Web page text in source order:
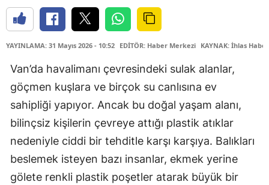
YAYINLAMA: 31 Mayıs 2026 - 10:52 EDİTÖR: Haber Merkezi KAYNAK: İhlas
Van’da havalimanı çevresindeki sulak alanlar,
göçmen kuşlara ve birçok su canlısına ev
sahipliği yapıyor. Ancak bu doğal yaşam alanı,
bilinçsiz kişilerin çevreye attığı plastik atıklar
nedeniyle ciddi bir tehditle karşı karşıya. Balıkları
beslemek isteyen bazı insanlar, ekmek yerine
gölete renkli plastik poşetler atarak büyük bir